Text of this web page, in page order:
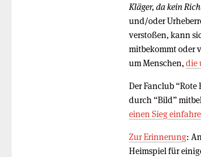
Kläger, da kein
und/oder
verstoßen, kann
mitbekommt oder
um Menschen, die
Der Fanclub
durch “Bild”
einen Sieg
Zur Erinnerung:
Heimspiel für